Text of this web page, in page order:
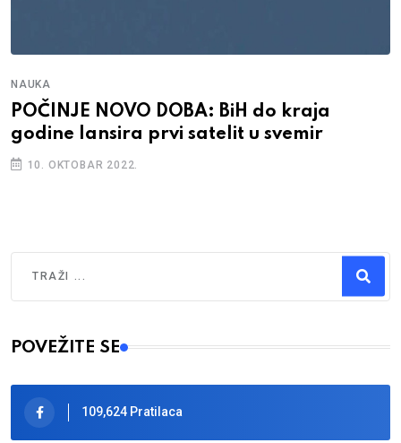
NAUKA
POČINJE NOVO DOBA: BiH do kraja
godine lansira prvi satelit u svemir
10. OKTOBAR 2022.
Type 2 or more characters for results.
POVEŽITE SE
109,624 Pratilaca